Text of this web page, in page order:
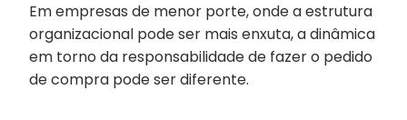
Em empresas de menor porte, onde a estrutura
organizacional pode ser mais enxuta, a dinâmica
em torno da responsabilidade de fazer o pedido
de compra pode ser diferente.